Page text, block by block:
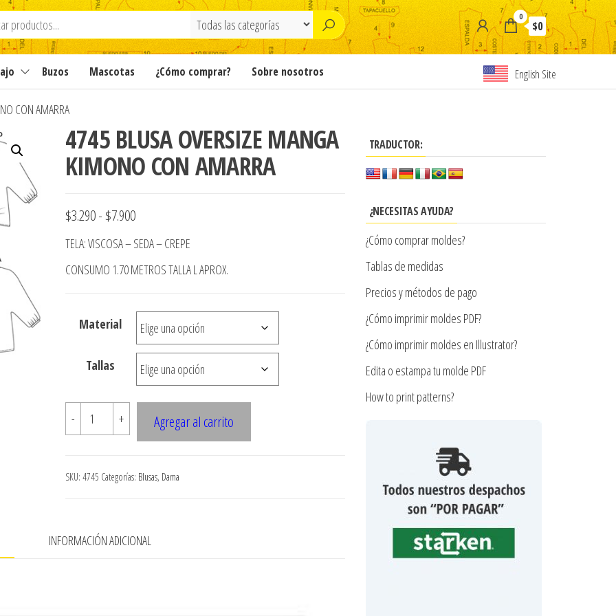
0
$0
Buzos Mascotas ¿Cómo comprar? Sobre nosotros English Site
CON AMARRA
4745 BLUSA OVERSIZE MANGA
KIMONO CON AMARRA
$3.290- $7.900Rango
de
hasta
$7.900
TELA: VISCOSA – SEDA – CREPE
CONSUMO 1.70 METROS TALLA L APROX.
Material
Tallas
-
4745
BLUSA
MANGA
KIMONO
cantidad
+ Agregar al carrito
SKU: 4745 Categorías: Blusas, Dama
INFORMACIÓN ADICIONAL
TRADUCTOR:
¿NECESITAS AYUDA?
¿Cómo comprar moldes?
Tablas de medidas
Precios y métodos de pago
¿Cómo imprimir moldes PDF?
¿Cómo imprimir moldes en Illustrator?
Edita o estampa tu molde PDF
How to print patterns?